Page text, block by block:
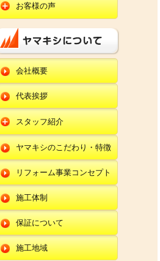
外壁塗装・外装工事
改装・内装リフォー
ム
修理・小工事
全面リフォーム
川北店
小松店
新加賀店
金津店
朝日店
羽咋店
金沢田上店
金沢野々市店
小松店
新加賀店
金津店
朝日店
羽咋店
金沢田上店
お客様の声
キッチン
ユニットバス
トイレ
洗面化粧台
オール電化・給湯器
エクステリア
外壁塗装・外壁工事
改装・内装リフォー
ム
修理・小工事
全面リフォーム
会社概要
代表挨拶
スタッフ紹介
本部
田鶴浜店
金沢野々市店
川北店
小松店
新加賀店
金津店
ヤマキシのこだわり・特徴
リフォーム事業コンセプト
施工体制
保証について
施工地域